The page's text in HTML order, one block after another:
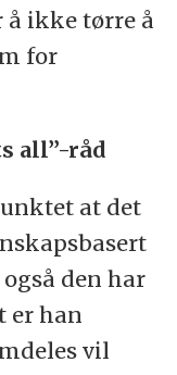
ikke tørre å
for
all”-råd
at det
den har
er han
vil